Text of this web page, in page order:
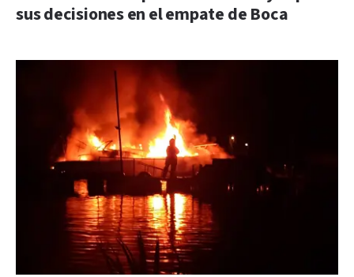
sus decisiones en el empate de Boca